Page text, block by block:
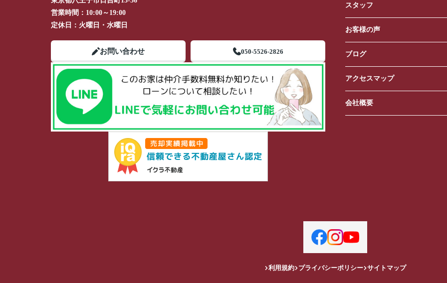
営業時間： 10:00～19:00
定休日： 火曜日・水曜日
お問い合わせ 050-5526-2826
スタッフ
お客様の声
ブログ
アクセスマップ
会社概要
利用規約 プライバシーポリシー サイトマップ